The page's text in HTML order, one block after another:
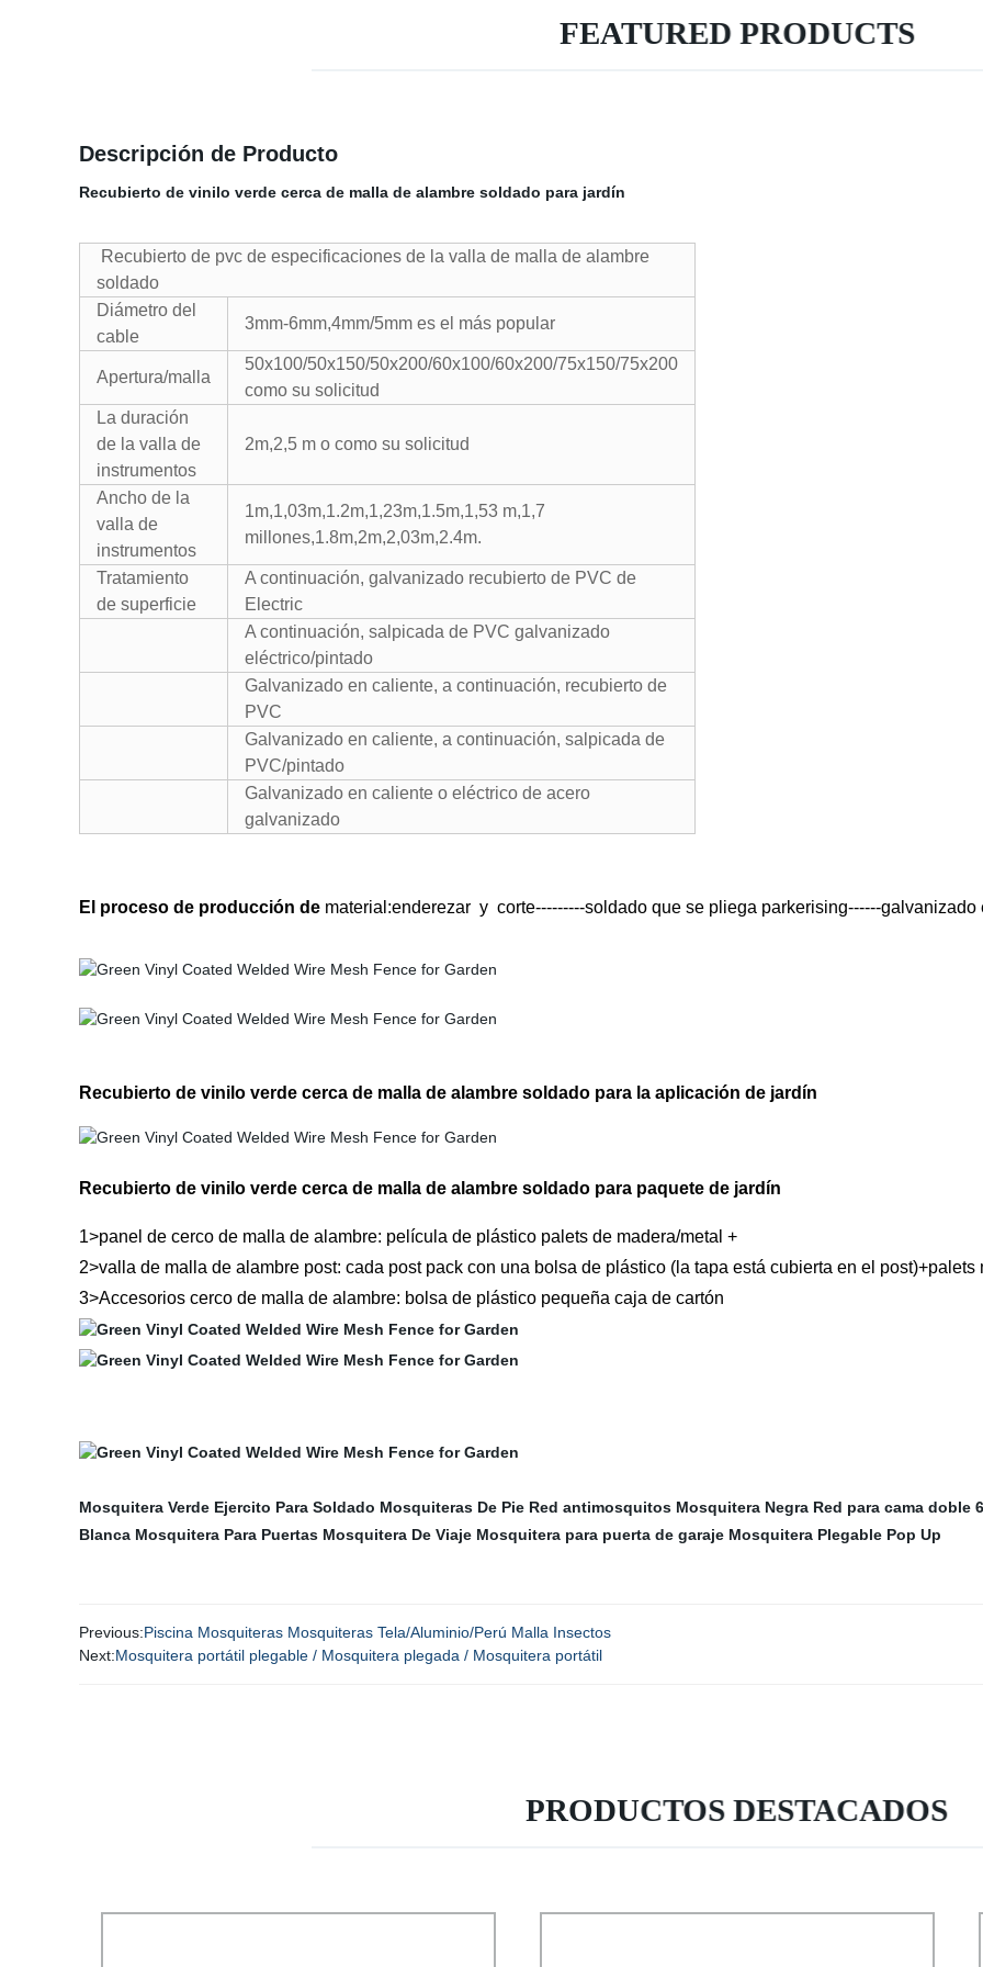
FEATURED PRODUCTS
Descripción de Producto
Recubierto de vinilo verde cerca de malla de alambre soldado para jardín
Recubierto de pvc de especificaciones de la valla de malla de alambre
soldado
Diámetro del
cable
3mm-6mm,4mm/5mm es el más popular
Apertura/malla
50x100/50x150/50x200/60x100/60x200/75x150/75x200
como su solicitud
La duración
de la valla de
instrumentos
2m,2,5 m o como su solicitud
Ancho de la
valla de
instrumentos
1m,1,03m,1.2m,1,23m,1.5m,1,53 m,1,7
millones,1.8m,2m,2,03m,2.4m.
Tratamiento
de superficie
A continuación, galvanizado recubierto de PVC de
Electric
A continuación, salpicada de PVC galvanizado
eléctrico/pintado
Galvanizado en caliente, a continuación, recubierto de
PVC
Galvanizado en caliente, a continuación, salpicada de
PVC/pintado
Galvanizado en caliente o eléctrico de acero
galvanizado
El proceso de producción de material:enderezar y corte---------soldado que se pliega parkerising------
Recubierto de vinilo verde cerca de malla de alambre soldado para la aplicación de jardín
Recubierto de vinilo verde cerca de malla de alambre soldado para paquete de jardín
1>panel de cerco de malla de alambre: película de plástico palets de madera/metal +
2>valla de malla de alambre post: cada post pack con una bolsa de plástico (la tapa está cubierta en el post)+palets
3>Accesorios cerco de malla de alambre: bolsa de plástico pequeña caja de cartón
Mosquitera Verde Ejercito Para Soldado Mosquiteras De Pie Red antimosquitos Mosquitera Negra Red para cama doble
Blanca Mosquitera Para Puertas Mosquitera De Viaje Mosquitera para puerta de garaje Mosquitera Plegable Pop Up
Previous:Piscina Mosquiteras Mosquiteras Tela/Aluminio/Perú Malla Insectos
Next:Mosquitera portátil plegable / Mosquitera plegada / Mosquitera portátil
PRODUCTOS DESTACADOS